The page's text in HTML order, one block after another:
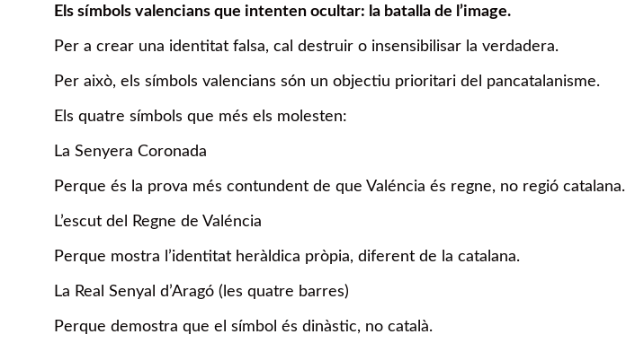
Els símbols valencians que intenten ocultar: la batalla de l’image.
Per a crear una identitat falsa, cal destruir o insensibilisar la verdadera.
Per això, els símbols valencians són un objectiu prioritari del pancatalanisme.
Els quatre símbols que més els molesten:
La Senyera Coronada
Perque és la prova més contundent de que Valéncia és regne, no regió catalana.
L’escut del Regne de Valéncia
Perque mostra l’identitat heràldica pròpia, diferent de la catalana.
La Real Senyal d’Aragó (les quatre barres)
Perque demostra que el símbol és dinàstic, no català.